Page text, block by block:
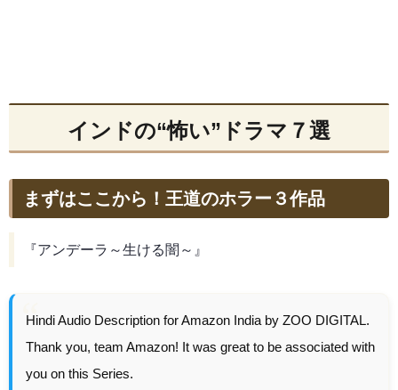
インドの“怖い”ドラマ７選
まずはここから！王道のホラー３作品
『アンデーラ～生ける闇～』
Hindi Audio Description for Amazon India by ZOO DIGITAL.
Thank you, team Amazon! It was great to be associated with
you on this Series.